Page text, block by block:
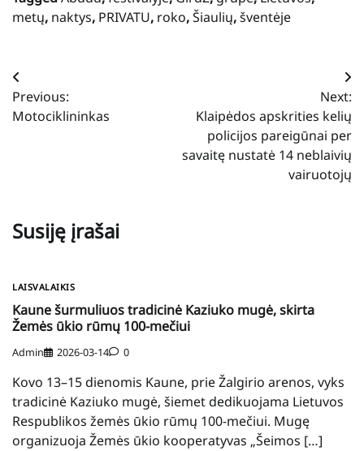
metų, naktys, PRIVATU, roko,Šiaulių,šventėje
Navigacija
tarp
Previous:
Motociklininkas
Next:
Klaipėdos apskrities kelių
policijos pareigūnai per
savaitę nustatė 14 neblaivių
vairuotojų
Susiję įrašai
LAISVALAIKIS
Kaune šurmuliuos tradicinė Kaziuko mugė, skirta
Žemės ūkio rūmų 100-mečiui
Admin 2026-03-14 0
Kovo 13–15 dienomis Kaune, prie Žalgirio arenos, vyks
tradicinė Kaziuko mugė, šiemet dedikuojama Lietuvos
Respublikos žemės ūkio rūmų 100-mečiui. Mugę
organizuoja Žemės ūkio kooperatyvas „Šeimos […]